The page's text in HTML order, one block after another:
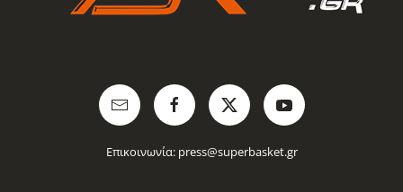
Επικοινωνία: press@superbasket.gr